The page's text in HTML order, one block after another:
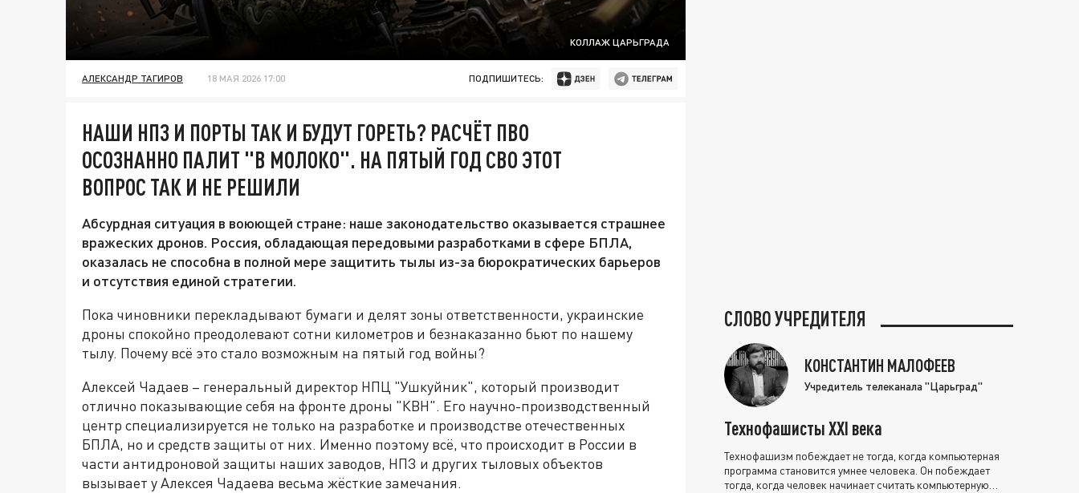
КОЛЛАЖ ЦАРЬГРАДА
АЛЕКСАНДР ТАГИРОВ 18 МАЯ 2026 17:00 ПОДПИШИТЕСЬ:
НАШИ НПЗ И ПОРТЫ ТАК И БУДУТ ГОРЕТЬ? РАСЧЁТ ПВО
ОСОЗНАННО ПАЛИТ "В МОЛОКО". НА ПЯТЫЙ ГОД СВО ЭТОТ
ВОПРОС ТАК И НЕ РЕШИЛИ
Абсурдная ситуация в воюющей стране: наше законодательство оказывается страшнее
вражеских дронов. Россия, обладающая передовыми разработками в сфере БПЛА,
оказалась не способна в полной мере защитить тылы из-за бюрократических барьеров
и отсутствия единой стратегии.
Пока чиновники перекладывают бумаги и делят зоны ответственности, украинские
дроны спокойно преодолевают сотни километров и безнаказанно бьют по нашему
тылу. Почему всё это стало возможным на пятый год войны?
Алексей Чадаев – генеральный директор НПЦ "Ушкуйник", который производит
отлично показывающие себя на фронте дроны "КВН". Его научно-производственный
центр специализируется не только на разработке и производстве отечественных
БПЛА, но и средств защиты от них. Именно поэтому всё, что происходит в России в
части антидроновой защиты наших заводов, НПЗ и других тыловых объектов
вызывает у Алексея Чадаева весьма жёсткие замечания.
СЛОВО УЧРЕДИТЕЛЯ
КОНСТАНТИН МАЛОФЕЕВ
Учредитель телеканала "Царьград"
Технофашисты XXI века
Технофашизм побеждает не тогда, когда компьютерная
программа становится умнее человека. Он побеждает
тогда, когда человек начинает считать компьютерную